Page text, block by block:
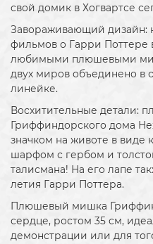
свой домик в Хогвартсе
Завораживающий дизайн:
фильмов о Гарри Поттере
любимыми плюшевыми
двух миров объединено в
линейке.
Восхитительные детали:
Гриффиндорского дома
значком на животе в виде
шарфом с гербом и
талисмана! На его лапе
летия Гарри Поттера.
Плюшевый мишка
сердце, ростом 35 см,
демонстрации или для